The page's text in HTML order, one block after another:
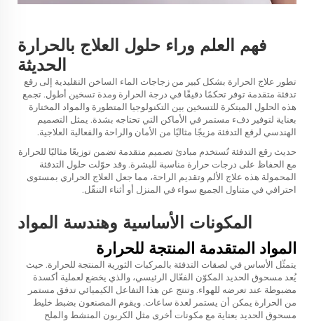
فهم العلم وراء حلول العلاج بالحرارة
الحديثة
تطور علاج الحرارة بشكل كبير من زجاجات الماء الساخن التقليدية إلى رقع
تدفئة متقدمة توفر تحكمًا دقيقًا في درجة الحرارة ومدة تسخين أطول. تجمع
هذه الحلول المبتكرة للتسخين بين التكنولوجيا المتطورة والمواد المختارة
بعناية لتوفير دفء مستمر في الأماكن التي تحتاجه بشدة. يمثل التصميم
الهندسي لرقع التدفئة مزيجًا مثاليًا من الأمان والراحة والفعالية العلاجية.
حديث رقع التدفئة تُستخدم مبادئ تصميم متقدمة تضمن توزيعًا مثاليًا للحرارة
مع الحفاظ على درجات حرارة مناسبة للبشرة. وقد حوّلت حلول التدفئة
المحمولة هذه علاج الألم وتقديم الراحة، مما جعل العلاج الحراري بمستوى
احترافي في متناول الجميع سواء في المنزل أو أثناء التنقّل.
المكونات الأساسية وهندسة المواد
المواد المتقدمة المنتجة للحرارة
يتمثّل الأساس في لصقات التدفئة بالمركبات الثورية المنتجة للحرارة. حيث
يُعد مسحوق الحديد المكوّن الفعّال الرئيسي، والذي يخضع لعملية أكسدة
مضبوطة عند تعرضه للهواء. وتنتج عن هذا التفاعل الكيميائي تدفق مستمر
من الحرارة يمكن أن يستمر لعدة ساعات. ويقوم المصنعون بضبط خليط
مسحوق الحديد بعناية مع مكونات أخرى مثل الكربون المنشط والملح